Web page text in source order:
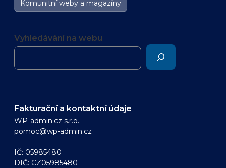
Komunitní weby a magazíny
Vyhledávání na webu
Fakturační a kontaktní údaje
WP-admin.cz s.r.o.
pomoc@wp-admin.cz
IČ: 05985480
DIČ: CZ05985480